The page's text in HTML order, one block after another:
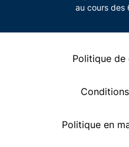
au cours des
Politique
Politique en